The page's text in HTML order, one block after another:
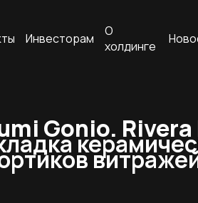
Инвесторам
О
холдинге
Gonio. Rivera